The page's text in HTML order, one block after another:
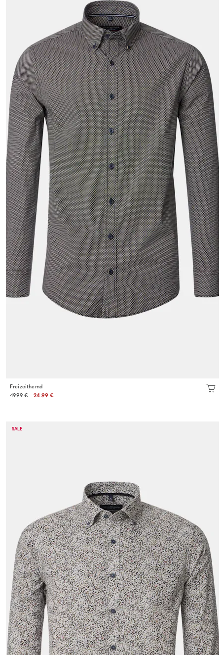
Freizeithemd
49.99 €
24.99 €
SALE